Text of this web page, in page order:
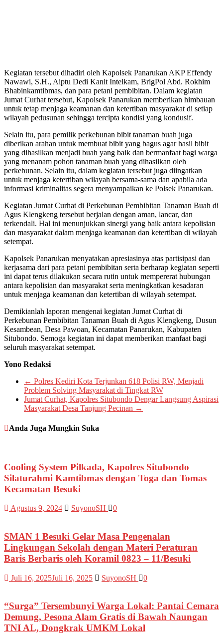
Kegiatan tersebut dihadiri oleh Kapolsek Panarukan AKP Effendy
Nawawi, S.H., Aiptu Dedi Kanit Intelkam, BrigPol Abd. Rokhim
Bhabinkamtibmas, dan para petani pembibitan. Dalam kegiatan
Jumat Curhat tersebut, Kapolsek Panarukan memberikan himbauan
untuk tetap menjaga keamanan dan ketertiban masyarakat di setiap
wilayah pedusunan sehingga tercipta kondisi yang kondusif.
Selain itu, para pemilik perkebunan bibit tanaman buah juga
diberikan arahan untuk membuat bibit yang bagus agar hasil bibit
yang dihasilkan menjadi buah yang baik dan bermanfaat bagi warga
yang menanam pohon tanaman buah yang dihasilkan oleh
perkebunan. Selain itu, dalam kegiatan tersebut juga diingatkan
untuk menjaga ketertiban wilayah bersama-sama dan apabila ada
informasi kriminalitas segera menyampaikan ke Polsek Panarukan.
Kegiatan Jumat Curhat di Perkebunan Pembibitan Tanaman Buah di
Agus Klengkeng tersebut berjalan dengan aman, lancar, dan
terkendali. Hal ini menunjukkan sinergi yang baik antara kepolisian
dan masyarakat dalam menjaga keamanan dan ketertiban di wilayah
setempat.
Kapolsek Panarukan menyatakan apresiasinya atas partisipasi dan
kerjasama dari para petani pembibitan serta berharap kegiatan seperti
ini dapat terus dilakukan secara rutin untuk mempererat hubungan
antara kepolisian dan masyarakat serta meningkatkan kesadaran
untuk menjaga keamanan dan ketertiban di wilayah setempat.
Demikianlah laporan mengenai kegiatan Jumat Curhat di
Perkebunan Pembibitan Tanaman Buah di Agus Klengkeng, Dusun
Kesambean, Desa Pawoan, Kecamatan Panarukan, Kabupaten
Situbondo. Semoga kegiatan ini dapat memberikan manfaat bagi
seluruh masyarakat setempat.
Yono Redaksi
← Polres Kediri Kota Terjunkan 618 Polisi RW, Menjadi
Problem Solving Masyarakat di Tingkat RW
Jumat Curhat, Kapolres Situbondo Dengar Langsung Aspirasi
Masyarakat Desa Tanjung Pecinan →
Anda Juga Mungkin Suka
Cooling System Pilkada, Kapolres Situbondo
Silaturahmi Kamtibmas dengan Toga dan Tomas
Kecamatan Besuki
Agustus 9, 2024 SuyonoSH 0
SMAN 1 Besuki Gelar Masa Pengenalan
Lingkungan Sekolah dengan Materi Peraturan
Baris Berbaris oleh Koramil 0823 – 11/Besuki
Juli 16, 2025Juli 16, 2025 SuyonoSH 0
“Surga” Tersembunyi Warga Lokal: Pantai Cemara
Demung, Pesona Alam Gratis di Bawah Naungan
TNI AL, Dongkrak UMKM Lokal